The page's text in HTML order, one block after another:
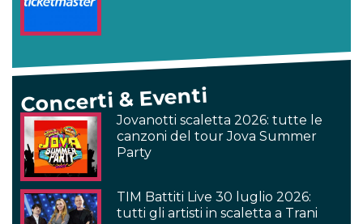
Concerti & Eventi
Jovanotti scaletta 2026: tutte le
canzoni del tour Jova Summer
Party
TIM Battiti Live 30 luglio 2026:
tutti gli artisti in scaletta a Trani